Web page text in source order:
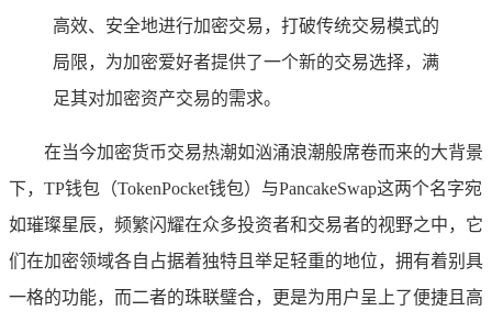
高效、安全地进行加密交易，打破传统交易模式的
局限，为加密爱好者提供了一个新的交易选择，满
足其对加密资产交易的需求。
在当今加密货币交易热潮如汹涌浪潮般席卷而来的大背景
下，TP钱包（TokenPocket钱包）与PancakeSwap这两个名字宛
如璀璨星辰，频繁闪耀在众多投资者和交易者的视野之中，它
们在加密领域各自占据着独特且举足轻重的地位，拥有着别具
一格的功能，而二者的珠联璧合，更是为用户呈上了便捷且高